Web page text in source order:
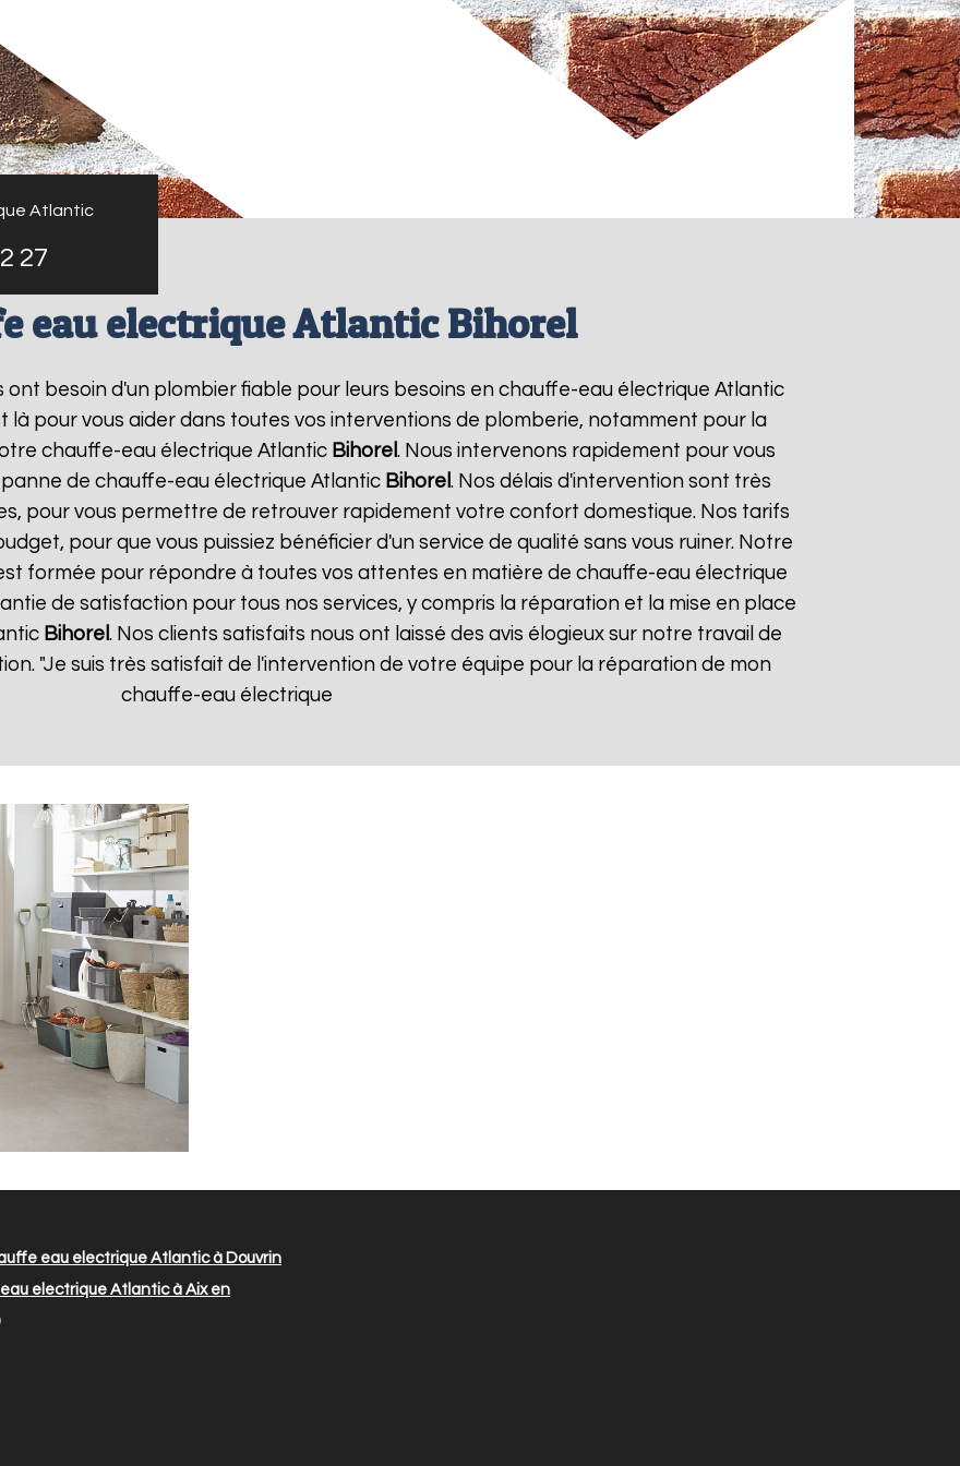
Atlantic
27
eau electrique Atlantic Bihorel
ont besoin d'un plombier fiable pour leurs besoins en chauffe-eau électrique Atlantic
là pour vous aider dans toutes vos interventions de plomberie, notamment pour la
chauffe-eau électrique Atlantic Bihorel . Nous intervenons rapidement pour vous
de chauffe-eau électrique Atlantic Bihorel . Nos délais d'intervention sont très
pour vous permettre de retrouver rapidement votre confort domestique. Nos tarifs
pour que vous puissiez bénéficier d'un service de qualité sans vous ruiner. Notre
formée pour répondre à toutes vos attentes en matière de chauffe-eau électrique
de satisfaction pour tous nos services, y compris la réparation et la mise en place
Bihorel . Nos clients satisfaits nous ont laissé des avis élogieux sur notre travail de
"Je suis très satisfait de l'intervention de votre équipe pour la réparation de mon
chauffe-eau électrique
eau electrique Atlantic à Douvrin
electrique Atlantic à Aix en